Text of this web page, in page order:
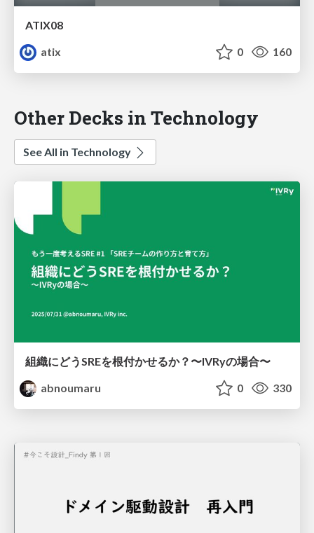
ATIX08
atix
0 160
Other Decks in Technology
See All in Technology
組織にどうSREを根付かせるか？〜IVRyの場合〜
abnoumaru
0 330